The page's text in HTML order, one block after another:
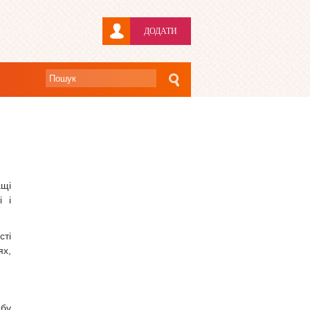
ДОДАТИ
і